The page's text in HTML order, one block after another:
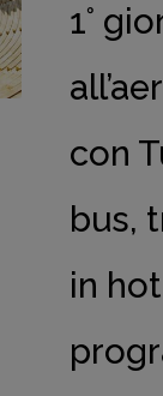
1°
con
bus,
in